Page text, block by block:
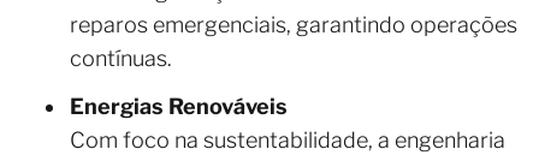
reparos emergenciais, garantindo operações
contínuas.
Energias Renováveis
​​Com foco na sustentabilidade, a engenharia